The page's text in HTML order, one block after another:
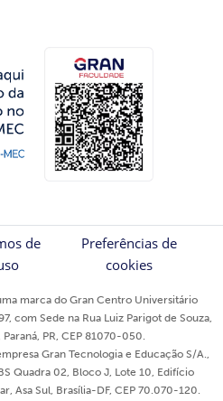
de
Preferências de
cookies
marca do Gran Centro Universitário
com Sede na Rua Luiz Parigot de Souza,
PR, CEP 81070-050.
Gran Tecnologia e Educação S/A.,
Quadra 02, Bloco J, Lote 10, Edifício
Asa Sul, Brasília-DF, CEP 70.070-120.